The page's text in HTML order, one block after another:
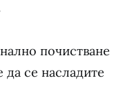
почистване
се насладите